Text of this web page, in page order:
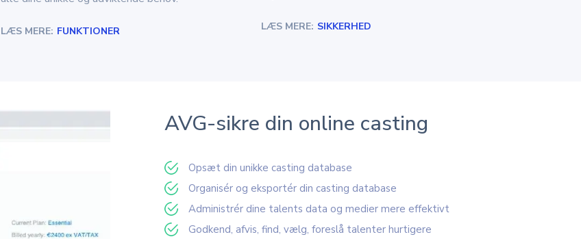
LÆS MERE: FUNKTIONER LÆS MERE: SIKKERHED
AVG-sikre din online casting
Opsæt din unikke casting database
Organisér og eksportér din casting database
Administrér dine talents data og medier mere effektivt
Godkend, afvis, find, vælg, foreslå talenter hurtigere